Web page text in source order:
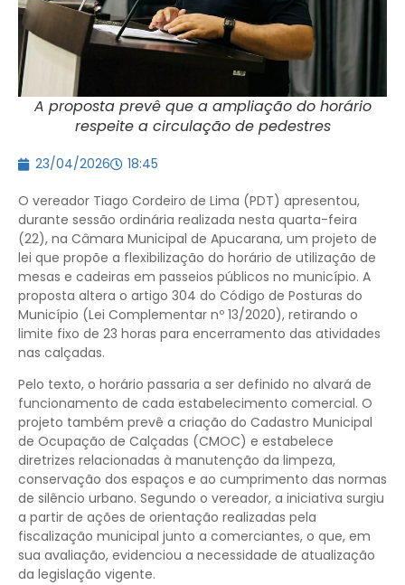
A proposta prevê que a ampliação do horário
respeite a circulação de pedestres
23/04/2026 18:45
O vereador Tiago Cordeiro de Lima (PDT) apresentou,
durante sessão ordinária realizada nesta quarta-feira
(22), na Câmara Municipal de Apucarana, um projeto de
lei que propõe a flexibilização do horário de utilização de
mesas e cadeiras em passeios públicos no município. A
proposta altera o artigo 304 do Código de Posturas do
Município (Lei Complementar nº 13/2020), retirando o
limite fixo de 23 horas para encerramento das atividades
nas calçadas.
Pelo texto, o horário passaria a ser definido no alvará de
funcionamento de cada estabelecimento comercial. O
projeto também prevê a criação do Cadastro Municipal
de Ocupação de Calçadas (CMOC) e estabelece
diretrizes relacionadas à manutenção da limpeza,
conservação dos espaços e ao cumprimento das normas
de silêncio urbano. Segundo o vereador, a iniciativa surgiu
a partir de ações de orientação realizadas pela
fiscalização municipal junto a comerciantes, o que, em
sua avaliação, evidenciou a necessidade de atualização
da legislação vigente.